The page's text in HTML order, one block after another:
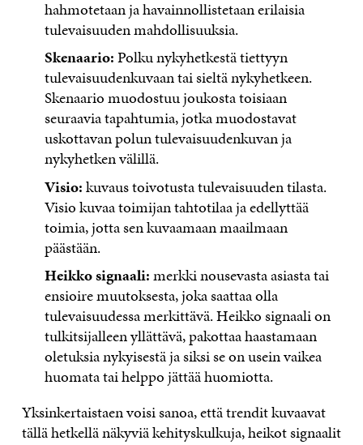
hahmotetaan ja havainnollistetaan erilaisia
tulevaisuuden mahdollisuuksia.
Skenaario:Polku nykyhetkestä tiettyyn
tulevaisuudenkuvaan tai sieltä nykyhetkeen.
Skenaario muodostuu joukosta toisiaan
seuraavia tapahtumia, jotka muodostavat
uskottavan polun tulevaisuudenkuvan ja
nykyhetken välillä.
Visio:kuvaus toivotusta tulevaisuuden tilasta.
Visio kuvaa toimijan tahtotilaa ja edellyttää
toimia, jotta sen kuvaamaan maailmaan
päästään.
Heikko signaali:merkki nousevasta asiasta tai
ensioire muutoksesta, joka saattaa olla
tulevaisuudessa merkittävä. Heikko signaali on
tulkitsijalleen yllättävä, pakottaa haastamaan
oletuksia nykyisestä ja siksi se on usein vaikea
huomata tai helppo jättää huomiotta.
Yksinkertaistaen voisi sanoa, että trendit kuvaavat
tällä hetkellä näkyviä kehityskulkuja, heikot signaalit